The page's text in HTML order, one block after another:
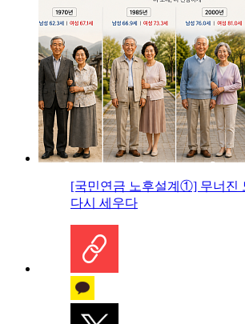
[국민연금 노후설계①] 무너진
다시 세우다